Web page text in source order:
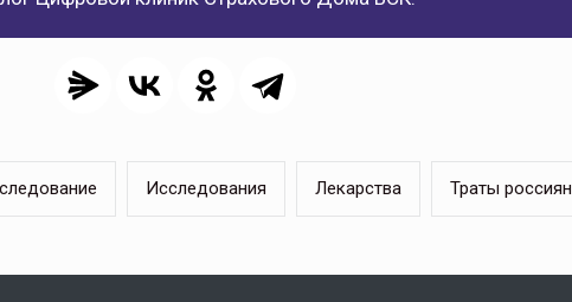
Исследования Лекарства Траты россиян